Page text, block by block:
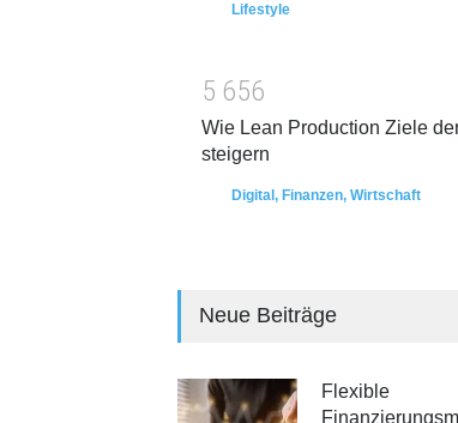
Lifestyle
5 656
Wie Lean Production Ziele
steigern
Digital , Finanzen, Wirtschaft
Neue Beiträge
Flexible